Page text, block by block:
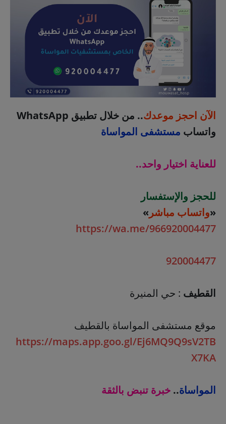
الآن احجز موعدك
.. من خلال تطبيق WhatsApp
واتساب مستشفى المواساة
للعناية اختيار واحد..
للحجز والإستفسار
«واتساب مباشر »
https://wa.me/966920004477
920004477
القطيف : حي المنيرة
موقع مستشفى المواساة بالقطيف
https://maps.app.goo.gl/Ej6MQ9Q9sV2TB
X7KA
المواساة.. خبرة تنبض بالثقة